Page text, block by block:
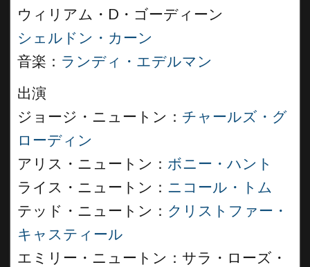
ウィリアム・D・ゴーディーン
シェルドン・カーン
音楽： ランディ・エデルマン
出演
ジョージ・ニュートン： チャールズ・グ
ローディン
アリス・ニュートン： ボニー・ハント
ライス・ニュートン： ニコール・トム
テッド・ニュートン： クリストファー・
キャスティール
エミリー・ニュートン：サラ・ローズ・